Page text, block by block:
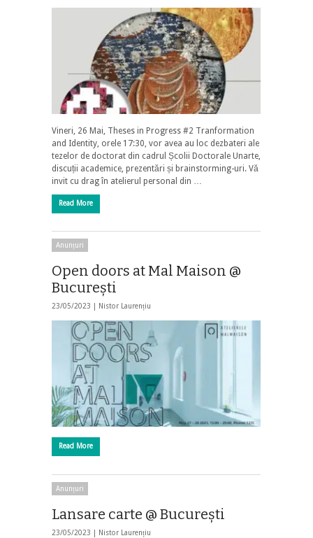
Vineri, 26 Mai, Theses in Progress #2 Tranformation
and Identity, orele 17:30, vor avea au loc dezbateri ale
tezelor de doctorat din cadrul Școlii Doctorale Unarte,
discuții academice, prezentări și brainstorming-uri. Vă
invit cu drag în atelierul personal din …
Read More
Anunțuri
Open doors at Mal Maison @
Bucureşti
23/05/2023 | Nistor Laurențiu
Read More
Anunțuri
Lansare carte @ Bucureşti
23/05/2023 | Nistor Laurențiu